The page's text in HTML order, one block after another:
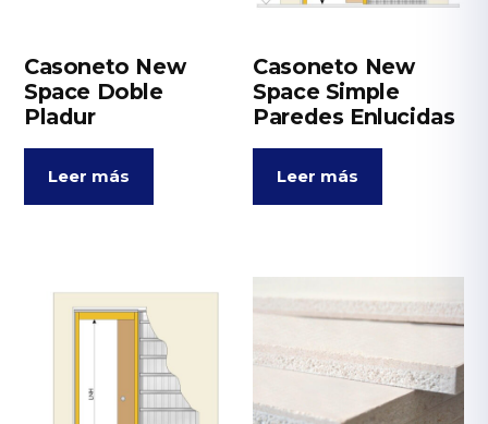
Casoneto New
Space Doble
Pladur
Leer más
Casoneto New
Space Simple
Paredes Enlucidas
Leer más